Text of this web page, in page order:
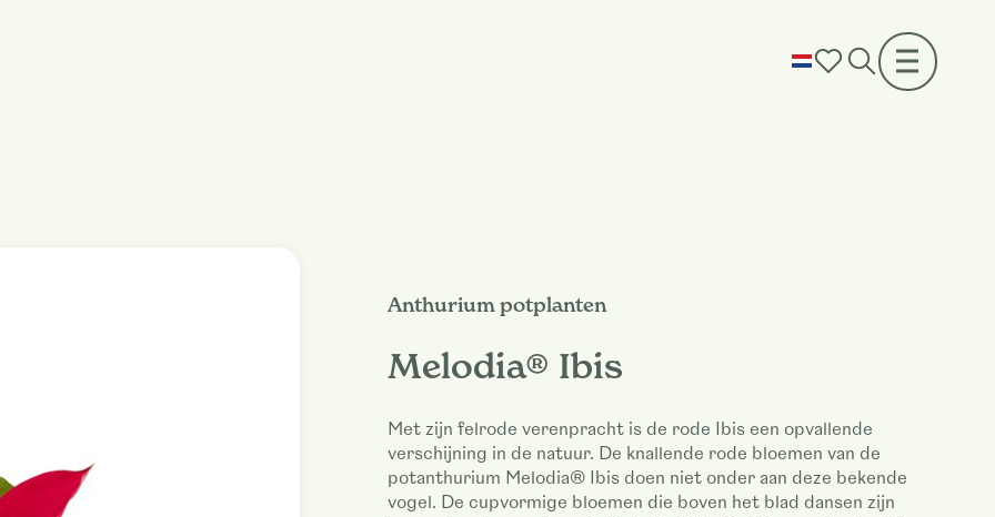
Anthurium potplanten
Melodia® Ibis
Met zijn felrode verenpracht is de rode Ibis een opvallende
verschijning in de natuur. De knallende rode bloemen van de
potanthurium Melodia® Ibis doen niet onder aan deze bekende
vogel. De cupvormige bloemen die boven het blad dansen zijn